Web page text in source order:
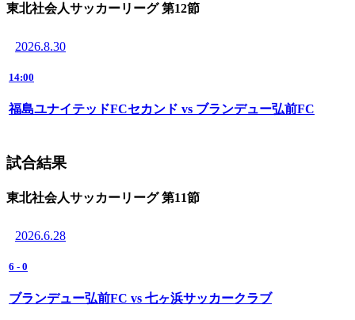
東北社会人サッカーリーグ 第12節
2026.8.30
14:00
福島ユナイテッドFCセカンド vs ブランデュー弘前FC
試合結果
東北社会人サッカーリーグ 第11節
2026.6.28
6 - 0
ブランデュー弘前FC vs 七ヶ浜サッカークラブ